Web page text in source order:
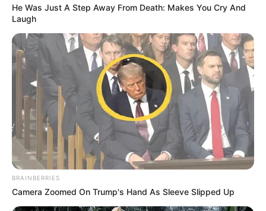
He Was Just A Step Away From Death: Makes You Cry And
Laugh
BRAINBERRIES
Camera Zoomed On Trump's Hand As Sleeve Slipped Up